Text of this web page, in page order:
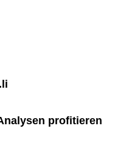
profitieren